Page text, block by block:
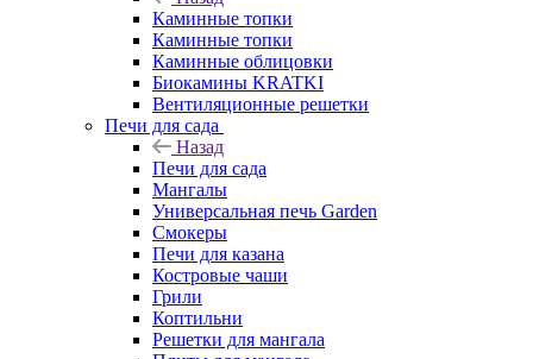
Каминные топки
Каминные топки
Каминные облицовки
Биокамины KRATKI
Вентиляционные решетки
Печи для сада
Назад
Печи для сада
Мангалы
Универсальная печь Garden
Смокеры
Печи для казана
Костровые чаши
Грили
Коптильни
Решетки для мангала